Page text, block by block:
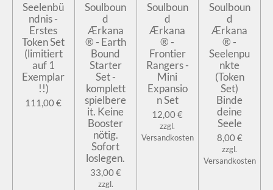
Seelenbü
ndnis -
Erstes
Token Set
(limitiert
auf 1
Exemplar
!!)
111,00 €
Soulboun
d
Ærkana
® - Earth
Bound
Starter
Set -
komplett
spielbere
it. Keine
Booster
nötig.
Sofort
loslegen.
33,00 €
zzgl.
Soulboun
d
Ærkana
® -
Frontier
Rangers -
Mini
Expansio
n Set
12,00 €
zzgl.
Versandkosten
Soulboun
d
Ærkana
® -
Seelenpu
nkte
(Token
Set)
Binde
deine
Seele
8,00 €
zzgl.
Versandkosten